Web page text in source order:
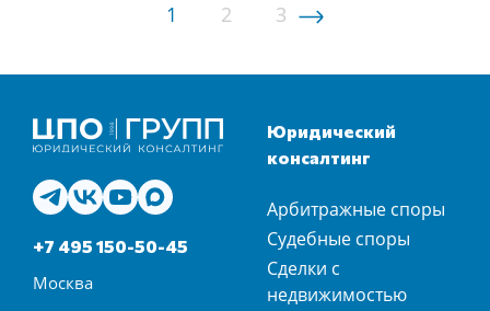
1 2 3
+7 495 150-50-45
Москва
Юридический
консалтинг
Арбитражные споры
Судебные споры
Сделки с
недвижимостью